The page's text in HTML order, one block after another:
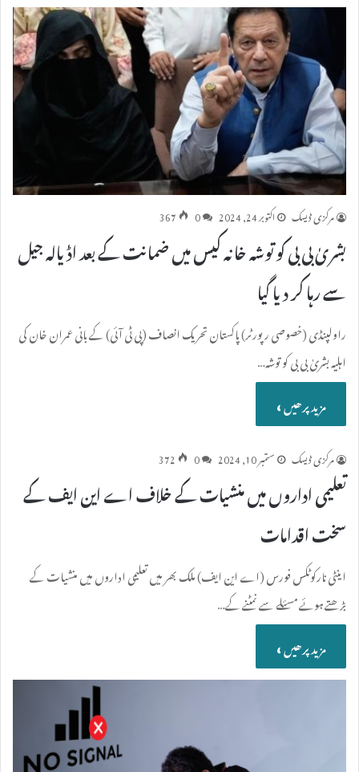
مرکزی ڈیسک اکتوبر 24, 2024 0
367
بشریٰ بی بی کو توشہ خانہ کیس میں ضمانت کے بعد اڈیالہ جیل
سے رہا کر دیا گیا
راولپنڈی (خصوصی رپورٹر) پاکستان تحریک انصاف (پی ٹی آئی) کے بانی عمران خان کی
اہلیہ بشریٰ بی بی کو توشہ…
مزید پرھیں »
مرکزی ڈیسک ستمبر 10, 2024 0
372
تعلیمی اداروں میں منشیات کے خلاف اے این ایف کے
سخت اقدامات
اینٹی نارکوٹکس فورس (اے این ایف) ملک بھر میں تعلیمی اداروں میں منشیات کے
بڑھتے ہوئے مسئلے سے نمٹنے کے…
مزید پرھیں »